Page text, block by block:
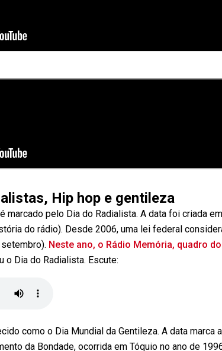
Hip hop e gentileza
marcado pelo Dia do Radialista. A data foi criada
do rádio). Desde 2006, uma lei federal
Neste ano, o Rádio Memória, quadro
o Dia do Radialista. Escute:
como o Dia Mundial da Gentileza. A data marca
da Bondade, ocorrida em Tóquio no ano de